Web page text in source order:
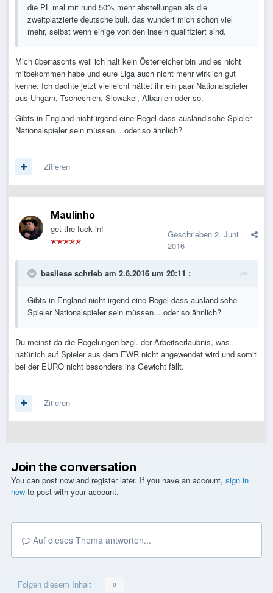
die PL mal mit rund 50% mehr abstellungen als die
zweitplatzierte deutsche buli. das wundert mich schon viel
mehr, selbst wenn einige von den inseln qualifiziert sind.
Mich überraschts weil ich halt kein Österreicher bin und es nicht
mitbekommen habe und eure Liga auch nicht mehr wirklich gut
kenne. Ich dachte jetzt vielleicht hättet ihr ein paar Nationalspieler
aus Ungarn, Tschechien, Slowakei, Albanien oder so.
Gibts in England nicht irgend eine Regel dass ausländische Spieler
Nationalspieler sein müssen... oder so ähnlich?
Zitieren
Maulinho
get the fuck in! Geschrieben 2. Juni
2016
basilese schrieb am 2.6.2016 um 20:11 :
Gibts in England nicht irgend eine Regel dass ausländische
Spieler Nationalspieler sein müssen... oder so ähnlich?
Du meinst da die Regelungen bzgl. der Arbeitserlaubnis, was
natürlich auf Spieler aus dem EWR nicht angewendet wird und somit
bei der EURO nicht besonders ins Gewicht fällt.
Zitieren
Join the conversation
You can post now and register later. If you have an account, sign in
now to post with your account.
Auf dieses Thema antworten...
Folgen diesem Inhalt 0